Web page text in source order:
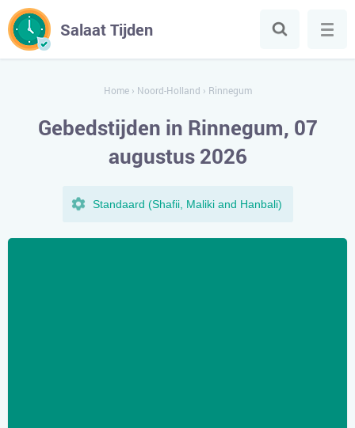
Salaat Tijden
Home› Noord-Holland › Rinnegum
Gebedstijden in Rinnegum, 07
augustus 2026
Standaard (Shafii, Maliki and Hanbali)